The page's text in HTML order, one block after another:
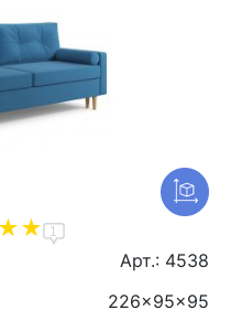
1
Арт.: 4538
226x95x95